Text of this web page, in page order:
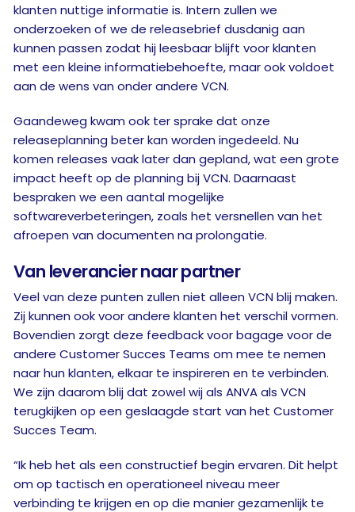
klanten nuttige informatie is. Intern zullen we
onderzoeken of we de releasebrief dusdanig aan
kunnen passen zodat hij leesbaar blijft voor klanten
met een kleine informatiebehoefte, maar ook voldoet
aan de wens van onder andere VCN.
Gaandeweg kwam ook ter sprake dat onze
releaseplanning beter kan worden ingedeeld. Nu
komen releases vaak later dan gepland, wat een grote
impact heeft op de planning bij VCN. Daarnaast
bespraken we een aantal mogelijke
softwareverbeteringen, zoals het versnellen van het
afroepen van documenten na prolongatie.
Van leverancier naar partner
Veel van deze punten zullen niet alleen VCN blij maken.
Zij kunnen ook voor andere klanten het verschil vormen.
Bovendien zorgt deze feedback voor bagage voor de
andere Customer Succes Teams om mee te nemen
naar hun klanten, elkaar te inspireren en te verbinden.
We zijn daarom blij dat zowel wij als ANVA als VCN
terugkijken op een geslaagde start van het Customer
Succes Team.
“Ik heb het als een constructief begin ervaren. Dit helpt
om op tactisch en operationeel niveau meer
verbinding te krijgen en op die manier gezamenlijk te